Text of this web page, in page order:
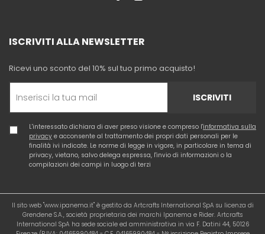
ISCRIVITI ALLA NEWSLETTER
Ricevi uno sconto del 10% sul tuo primo acquisto!
ISCRIVITI
L'interessato dichiara di aver preso visione e compreso l'informativa sulla
privacy e acconsente al trattamento dei propri dati personali per le
finalità ivi indicate. Le norme di legge in vigore, in particolare in tema di
privacy, vietano, salvo delega espressa, l'invio di informazioni o la
compilazioni dei campi in luogo di terzi
Il sito web "www.ipanema.it" è gestito da Artcrafts International SpA su licenza di
Grendene S.A., società proprietaria dei marchi Ipanema e Rider. Artcrafts
International SpA ha sede sociale ed amministrativa in via F. Datini 44, 50126